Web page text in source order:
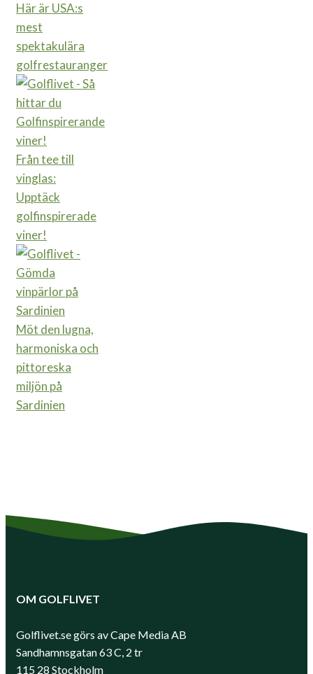
Här är USA:s
mest
spektakulära
golfrestauranger
Från tee till
vinglas:
Upptäck
golfinspirerade
viner!
Möt den lugna,
harmoniska och
pittoreska
miljön på
Sardinien
OM GOLFLIVET
Golflivet.se görs av Cape Media AB
Sandhamnsgatan 63 C, 2 tr
115 28 Stockholm